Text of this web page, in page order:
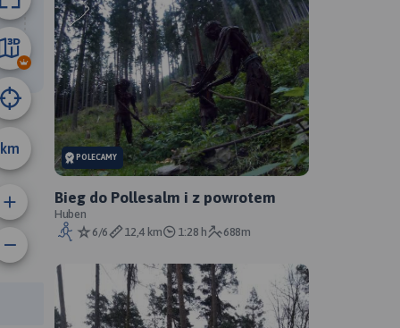
km
km
trasy:
POLECAMY
Bieg do Pollesalm i z powrotem
Huben
6/6
12,4 km 1:28 h 688m